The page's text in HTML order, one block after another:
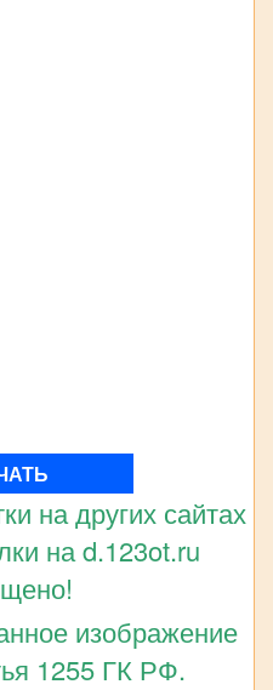
на других сайтах
на d.123ot.ru
изображение
1255 ГК РФ.